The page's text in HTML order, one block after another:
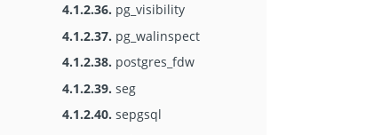
4.1.2.36. pg_visibility
4.1.2.37. pg_walinspect
4.1.2.38. postgres_fdw
4.1.2.39. seg
4.1.2.40. sepgsql